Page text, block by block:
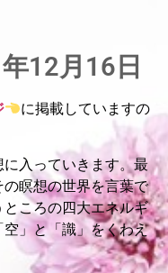
12月16日
に掲載していますの
入っていきます。最
瞑想の世界を言葉で
ころの四大エネルギ
」と「識」をくわえ